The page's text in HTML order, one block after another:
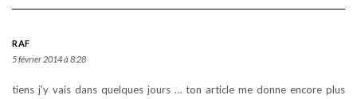
RAF
5 février 2014 à 8:28
tiens j’y vais dans quelques jours … ton article me donne encore plus